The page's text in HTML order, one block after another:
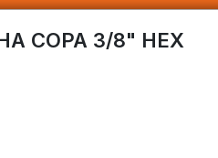
COPA 3/8" HEX